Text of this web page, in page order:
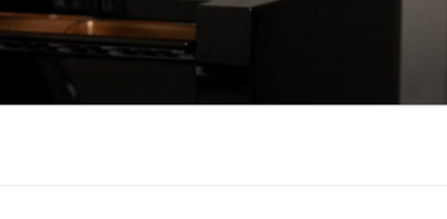
もわかちあ
します。